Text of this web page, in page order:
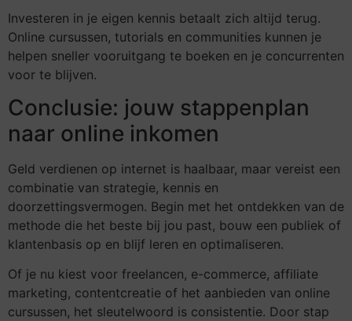
Investeren in je eigen kennis betaalt zich altijd terug.
Online cursussen, tutorials en communities kunnen je
helpen sneller vooruitgang te boeken en je concurrenten
voor te blijven.
Conclusie: jouw stappenplan
naar online inkomen
Geld verdienen op internet is haalbaar, maar vereist een
combinatie van strategie, kennis en
doorzettingsvermogen. Begin met het ontdekken van de
methode die het beste bij jou past, bouw een publiek of
klantenbasis op en blijf leren en optimaliseren.
Of je nu kiest voor freelancen, e-commerce, affiliate
marketing, contentcreatie of het aanbieden van online
cursussen, het sleutelwoord is consistentie. Door stap